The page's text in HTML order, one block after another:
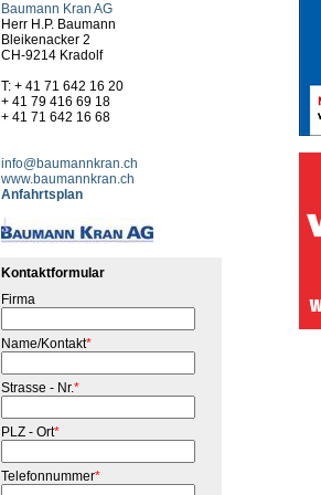
Baumann Kran AG
Herr H.P. Baumann
Bleikenacker 2
CH-9214 Kradolf
T: + 41 71 642 16 20
+ 41 79 416 69 18
+ 41 71 642 16 68
info@baumannkran.ch
www.baumannkran.ch
Anfahrtsplan
Kontaktformular
Firma
Name/Kontakt*
Strasse - Nr.*
PLZ - Ort*
Telefonnummer*